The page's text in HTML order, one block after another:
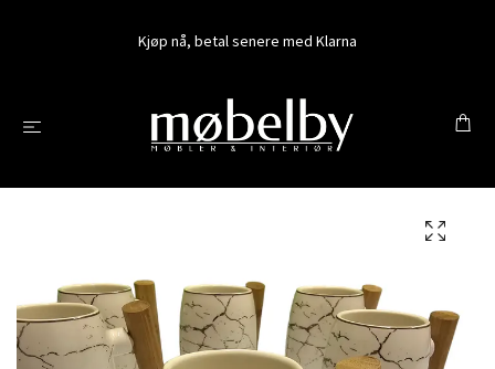
Kjøp nå, betal senere med Klarna